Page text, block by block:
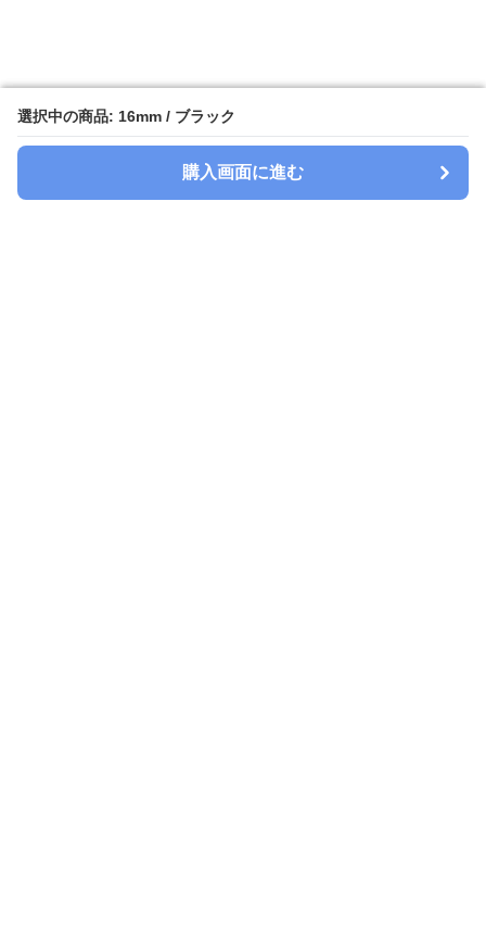
選択中の商品: 16mm / ブラック
購入画面に進む
選択中の商品: 16mm / ブラック
購入画面に進む